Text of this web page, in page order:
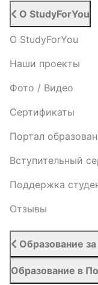
О StudyForYou
О StudyForYou
Наши проекты
Фото / Видео
Cертификаты
Портал
Вступительный
Поддержка
Отзывы
Образование
Образование в